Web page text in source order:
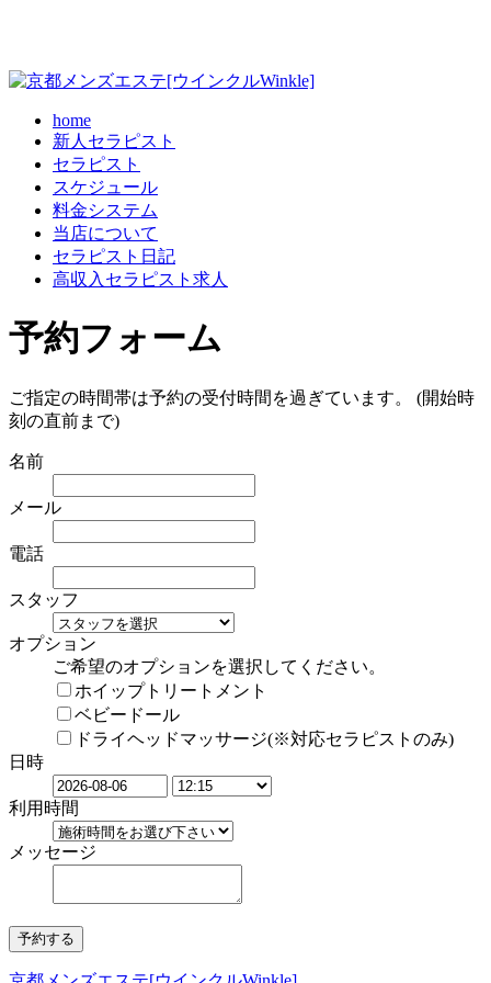
home
新人セラピスト
セラピスト
スケジュール
料金システム
当店について
セラピスト日記
高収入セラピスト求人
予約フォーム
ご指定の時間帯は予約の受付時間を過ぎています。 (開始時
刻の直前まで)
名前
メール
電話
スタッフ
オプション
ご希望のオプションを選択してください。
ホイップトリートメント
ベビードール
ドライヘッドマッサージ(※対応セラピストのみ)
日時
利用時間
メッセージ